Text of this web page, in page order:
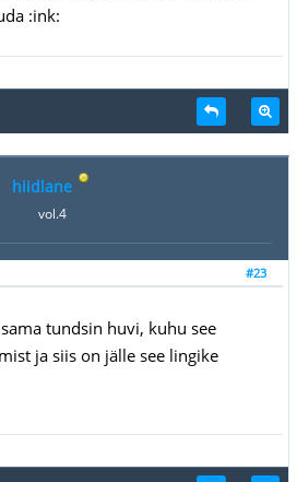
:ink:
hiidlane
vol.4
#23
tundsin huvi, kuhu see
ja siis on jälle see lingike